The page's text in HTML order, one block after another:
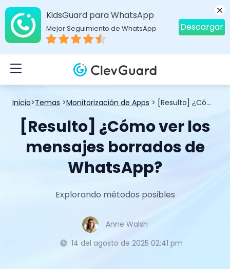
Inicio>Temas >Monitorización de Apps > [Resulto] ¿Cómo ver los mensajes borrados de WhatsApp?
[Resulto] ¿Cómo ver los
mensajes borrados de
WhatsApp?
Explorando métodos posibles
Anne Walsh
14 del agosto de 2025 02:41 pm
KidsGuard para WhatsApp
Mejor Seguimiento de WhatsApp Descargar